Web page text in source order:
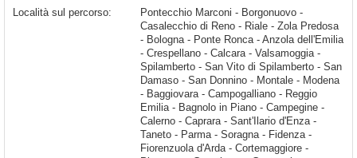
Località sul percorso: Pontecchio Marconi - Borgonuovo - Casalecchio di Reno - Riale - Zola Predosa - Bologna - Ponte Ronca - Anzola dell'Emilia - Crespellano - Calcara - Valsamoggia - Spilamberto - San Vito di Spilamberto - San Damaso - San Donnino - Montale - Modena - Baggiovara - Campogalliano - Reggio Emilia - Bagnolo in Piano - Campegine - Calerno - Caprara - Sant'Ilario d'Enza - Taneto - Parma - Soragna - Fidenza - Fiorenzuola d'Arda - Cortemaggiore - Piacenza - Casatisma - Casteggio - Voghera - Casei Gerola - Tortona -